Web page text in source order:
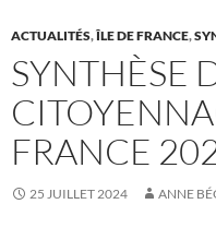
ACTUALITÉS,ÎLE DE FRANCE,
SYNTHÈSE
FRANCE
25 JUILLET 2024 ANNE